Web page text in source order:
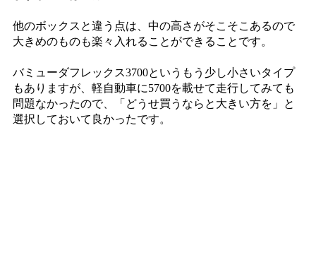
他のボックスと違う点は、中の高さがそこそこあるので
大きめのものも楽々入れることができることです。
バミューダフレックス3700というもう少し小さいタイプ
もありますが、軽自動車に5700を載せて走行してみても
問題なかったので、「どうせ買うならと大きい方を」と
選択しておいて良かったです。